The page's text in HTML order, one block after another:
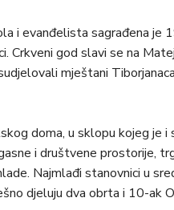
i evanđelista sagrađena je
Crkveni god slavi se na
mještani
doma, u sklopu kojeg je
i društvene prostorije,
Najmlađi stanovnici u
djeluju dva obrta i 10-ak